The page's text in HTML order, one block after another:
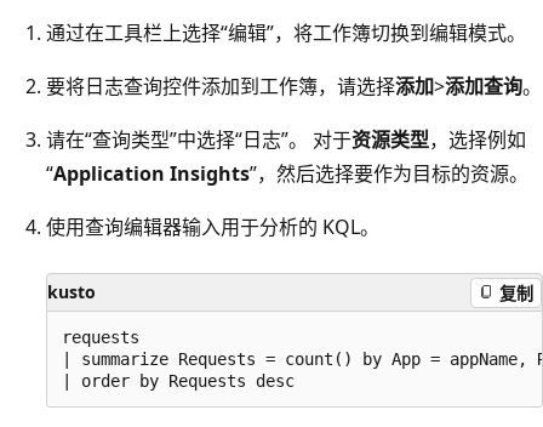
通过在工具栏上选择“编辑”，将工作簿切换到编辑模式。
要将日志查询控件添加到工作簿，请选择添加>添加查询。
请在“查询类型”中选择“日志”。 对于资源类型，选择例如
“Application Insights”，然后选择要作为目标的资源。
使用查询编辑器输入用于分析的 KQL。
kusto 复制
requests
| summarize Requests = count() by App = appName,